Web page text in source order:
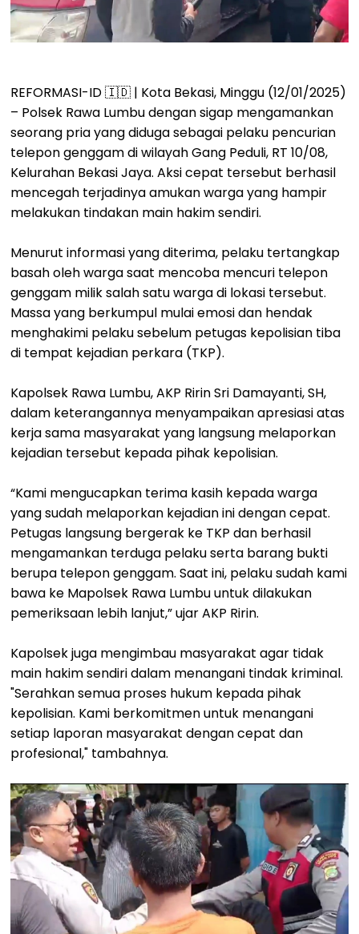
REFORMASI-ID 🇮🇩 | Kota Bekasi, Minggu (12/01/2025)
– Polsek Rawa Lumbu dengan sigap mengamankan
seorang pria yang diduga sebagai pelaku pencurian
telepon genggam di wilayah Gang Peduli, RT 10/08,
Kelurahan Bekasi Jaya. Aksi cepat tersebut berhasil
mencegah terjadinya amukan warga yang hampir
melakukan tindakan main hakim sendiri.
Menurut informasi yang diterima, pelaku tertangkap
basah oleh warga saat mencoba mencuri telepon
genggam milik salah satu warga di lokasi tersebut.
Massa yang berkumpul mulai emosi dan hendak
menghakimi pelaku sebelum petugas kepolisian tiba
di tempat kejadian perkara (TKP).
Kapolsek Rawa Lumbu, AKP Ririn Sri Damayanti, SH,
dalam keterangannya menyampaikan apresiasi atas
kerja sama masyarakat yang langsung melaporkan
kejadian tersebut kepada pihak kepolisian.
“Kami mengucapkan terima kasih kepada warga
yang sudah melaporkan kejadian ini dengan cepat.
Petugas langsung bergerak ke TKP dan berhasil
mengamankan terduga pelaku serta barang bukti
berupa telepon genggam. Saat ini, pelaku sudah kami
bawa ke Mapolsek Rawa Lumbu untuk dilakukan
pemeriksaan lebih lanjut,” ujar AKP Ririn.
Kapolsek juga mengimbau masyarakat agar tidak
main hakim sendiri dalam menangani tindak kriminal.
"Serahkan semua proses hukum kepada pihak
kepolisian. Kami berkomitmen untuk menangani
setiap laporan masyarakat dengan cepat dan
profesional," tambahnya.